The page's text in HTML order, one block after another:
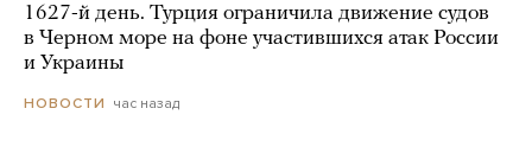
1627-й день. Турция ограничила движение судов
в Черном море на фоне участившихся атак России
и Украины
НОВОСТИ час назад